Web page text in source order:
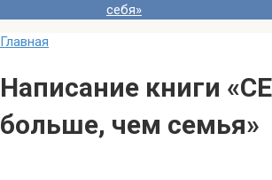
себя»
Главная
Написание книги
больше, чем семья»